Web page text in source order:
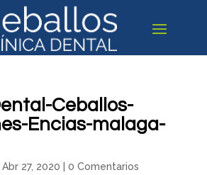
Ceballos-
Encias-malaga-
Abr 27, 2020 0 Comentarios